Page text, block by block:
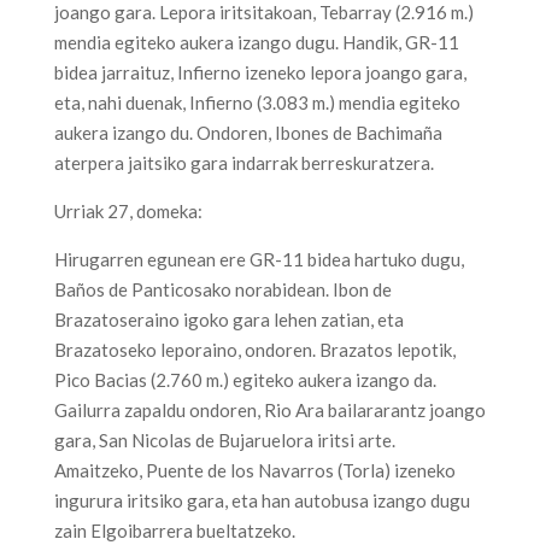
joango gara. Lepora iritsitakoan, Tebarray (2.916 m.)
mendia egiteko aukera izango dugu. Handik, GR-11
bidea jarraituz, Infierno izeneko lepora joango gara,
eta, nahi duenak, Infierno (3.083 m.) mendia egiteko
aukera izango du. Ondoren, Ibones de Bachimaña
aterpera jaitsiko gara indarrak berreskuratzera.
Urriak 27, domeka:
Hirugarren egunean ere GR-11 bidea hartuko dugu,
Baños de Panticosako norabidean. Ibon de
Brazatoseraino igoko gara lehen zatian, eta
Brazatoseko leporaino, ondoren. Brazatos lepotik,
Pico Bacias (2.760 m.) egiteko aukera izango da.
Gailurra zapaldu ondoren, Rio Ara bailararantz joango
gara, San Nicolas de Bujaruelora iritsi arte.
Amaitzeko, Puente de los Navarros (Torla) izeneko
ingurura iritsiko gara, eta han autobusa izango dugu
zain Elgoibarrera bueltatzeko.